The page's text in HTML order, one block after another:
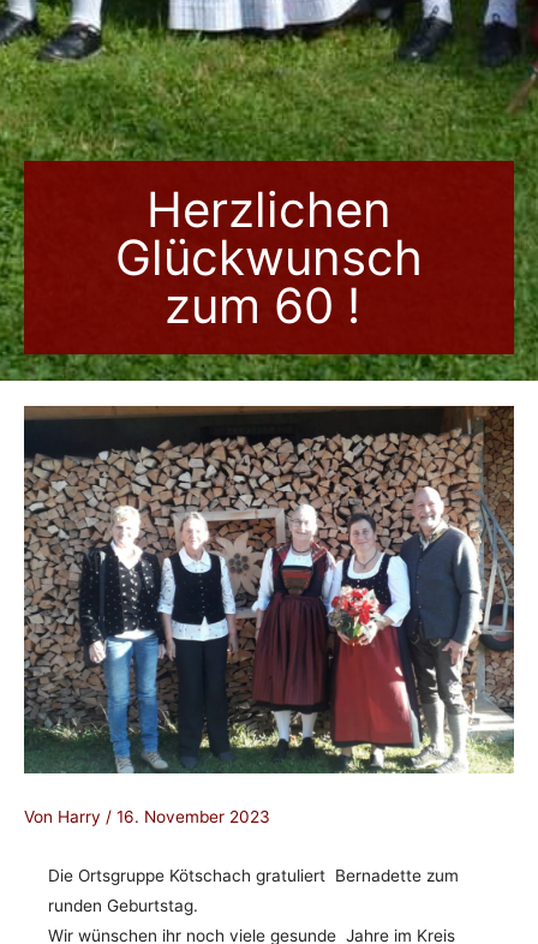
Herzlichen
Glückwunsch
zum 60 !
Von Harry / 16. November 2023
Die Ortsgruppe Kötschach gratuliert Bernadette zum
runden Geburtstag.
Wir wünschen ihr noch viele gesunde Jahre im Kreis